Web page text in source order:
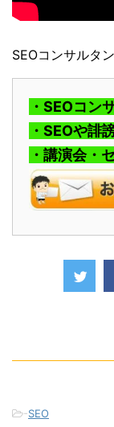
SEOコンサルタ
・SEOコン
・SEOや誹
・講演会・
-SEO